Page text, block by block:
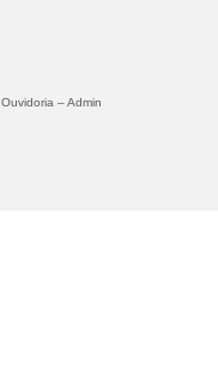
Ouvidoria – Admin